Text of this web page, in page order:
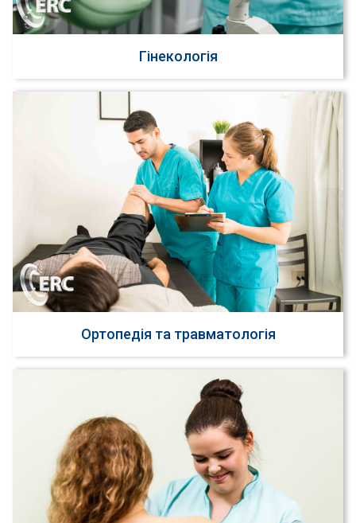
Гінекологія
Ортопедія та травматологія